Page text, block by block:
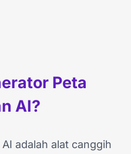
Peta
AI?
adalah alat canggih